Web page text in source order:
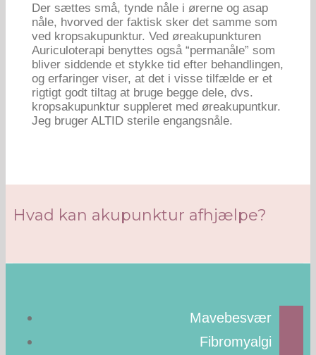
Der sættes små, tynde nåle i ørerne og asap
nåle, hvorved der faktisk sker det samme som
ved kropsakupunktur. Ved øreakupunkturen
Auriculoterapi benyttes også “permanåle” som
bliver siddende et stykke tid efter behandlingen,
og erfaringer viser, at det i visse tilfælde er et
rigtigt godt tiltag at bruge begge dele, dvs.
kropsakupunktur suppleret med øreakupuntkur.
Jeg bruger ALTID sterile engangsnåle.
Hvad kan akupunktur afhjælpe?
Mavebesvær
Fibromyalgi